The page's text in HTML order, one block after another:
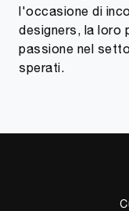
l'occasione di
designers, la loro
passione nel
sperati.